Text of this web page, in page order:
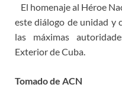
El homenaje al Héroe
este diálogo de unidad y
las máximas
Exterior de Cuba.
Tomado de ACN